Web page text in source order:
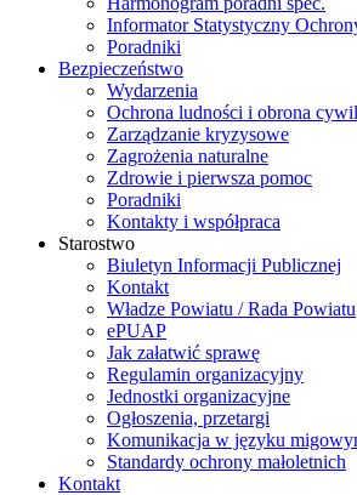
Informator Statystyczny
Poradniki
Bezpieczeństwo
Wydarzenia
Ochrona ludności i obrona
Zarządzanie kryzysowe
Zagrożenia naturalne
Zdrowie i pierwsza pomoc
Poradniki
Kontakty i współpraca
Starostwo
Biuletyn Informacji Publicznej
Kontakt
Władze Powiatu / Rada Powiatu
ePUAP
Jak załatwić sprawę
Regulamin organizacyjny
Jednostki organizacyjne
Ogłoszenia, przetargi
Komunikacja w języku
Standardy ochrony małoletnich
Kontakt